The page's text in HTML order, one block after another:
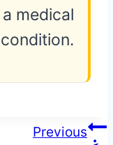
medical
condition.
پوسٹوں
Previous